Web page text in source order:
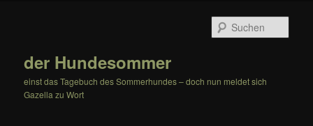
der Hundesommer
einst das Tagebuch des Sommerhundes – doch nun meldet sich
Gazella zu Wort